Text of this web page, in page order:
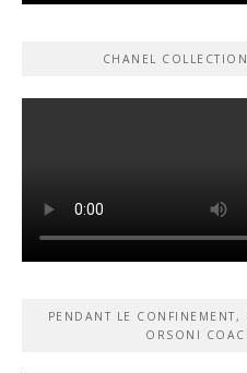
CHANEL
PENDANT LE CONFINEMENT,
ORSONI